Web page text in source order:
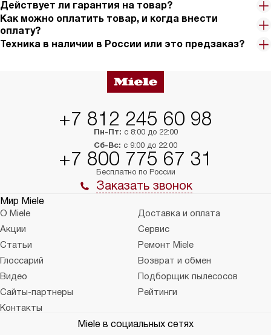
Действует ли гарантия на товар?
Как можно оплатить товар, и когда внести
оплату?
Техника в наличии в России или это предзаказ?
+7 812 245 60 98
Пн-Пт: с 8:00 до 22:00
Сб-Вс: с 9:00 до 22:00
+7 800 775 67 31
Бесплатно по России
Заказать звонок
Мир Miele
О Miele
Доставка и оплата
Акции
Сервис
Статьи
Ремонт Miele
Глоссарий
Возврат и обмен
Видео
Подборщик пылесосов
Сайты-партнеры
Рейтинги
Контакты
Miele в социальных сетях